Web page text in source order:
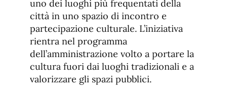
uno dei luoghi più frequentati della
città in uno spazio di incontro e
partecipazione culturale. L’iniziativa
rientra nel programma
dell’amministrazione volto a portare la
cultura fuori dai luoghi tradizionali e a
valorizzare gli spazi pubblici.